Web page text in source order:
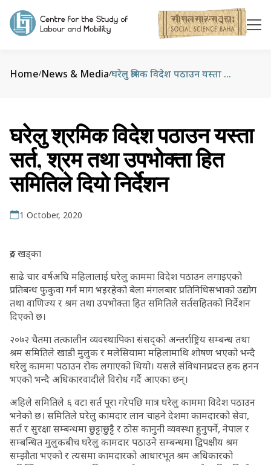
Home/News & Media/ घरेलु श्रमिक विदेश पठाउन यस्ता सर्त, श्रम तथा उपभोक्ता हित समितिले दियाे निर्देशन
घरेलु श्रमिक विदेश पठाउन यस्ता
सर्त, श्रम तथा उपभोक्ता हित
समितिले दियाे निर्देशन
1 October, 2020
रुद्र खड्का
साढे चार वर्षअघि महिलालाई घरेलु काममा विदेश पठाउन लगाइएको
प्रतिबन्ध फुकुवा गर्न माग भइरहेको बेला मंगलबार प्रतिनिधिसभाको उद्योग
तथा वाणिज्य र श्रम तथा उपभोक्ता हित समितिले सर्तसहितको निर्देशन
दिएको छ।
२०७२ चैतमा तत्कालीन व्यवस्थापिका संसद्को अन्तर्राष्ट्रिय सम्बन्ध तथा
श्रम समितिले खाडी मुलुक र मलेसियामा महिलामाथि शोषण भएको भन्दै
घरेलु काममा पठाउन रोक लगाएको थियो। यसले संविधानप्रदत्त हक हनन
भएको भन्दै अधिकारवादीले विरोध गर्दै आएका छन्।
अहिले समितिले ६ वटा सर्त पूरा गरेपछि मात्र घरेलु काममा विदेश पठाउन
भनेको छ। समितिले घरेलु कामदार लान चाहने देशमा कामदारको सेवा,
सर्त र सुरक्षा सम्बन्धमा छुट्टाछुट्टै र ठोस कानुनी व्यवस्था हुनुपर्ने, नेपाल र
सम्बन्धित मुलुकबीच घरेलु कामदार पठाउने सम्बन्धमा द्विपक्षीय श्रम
सम्झौता भएको र त्यसमा कामदारको आधारभूत श्रम अधिकारको